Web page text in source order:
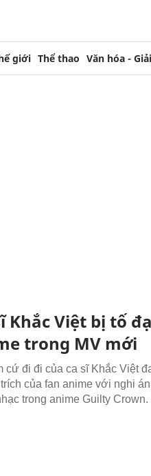
giới Thể thao Văn hóa -
Khắc Việt bị tố
trong MV mới
cứ đi đi của ca sĩ Khắc Việt
của fan anime với nghi
trong anime Guilty Crown.